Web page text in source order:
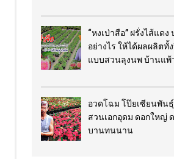
“หงเป่าสือ” ฝรั่งไส้แดง​
อย่างไร​ ให้ได้ผลผลิตทั้
แบบสวนลุงนพ บ้านแพ้
อวดโฉม โป๊ยเซียนพัน
สวนเอกอุดม ดอกใหญ่
บานทนนาน